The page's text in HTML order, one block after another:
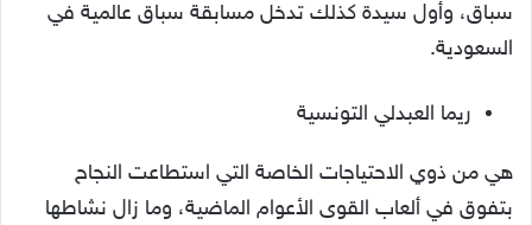
سباق، وأول سيدة كذلك تدخل مسابقة سباق عالمية في
السعودية.
ريما العبدلي التونسية
هي من ذوي الاحتياجات الخاصة التي استطاعت النجاح
بتفوق في ألعاب القوى الأعوام الماضية، وما زال نشاطها